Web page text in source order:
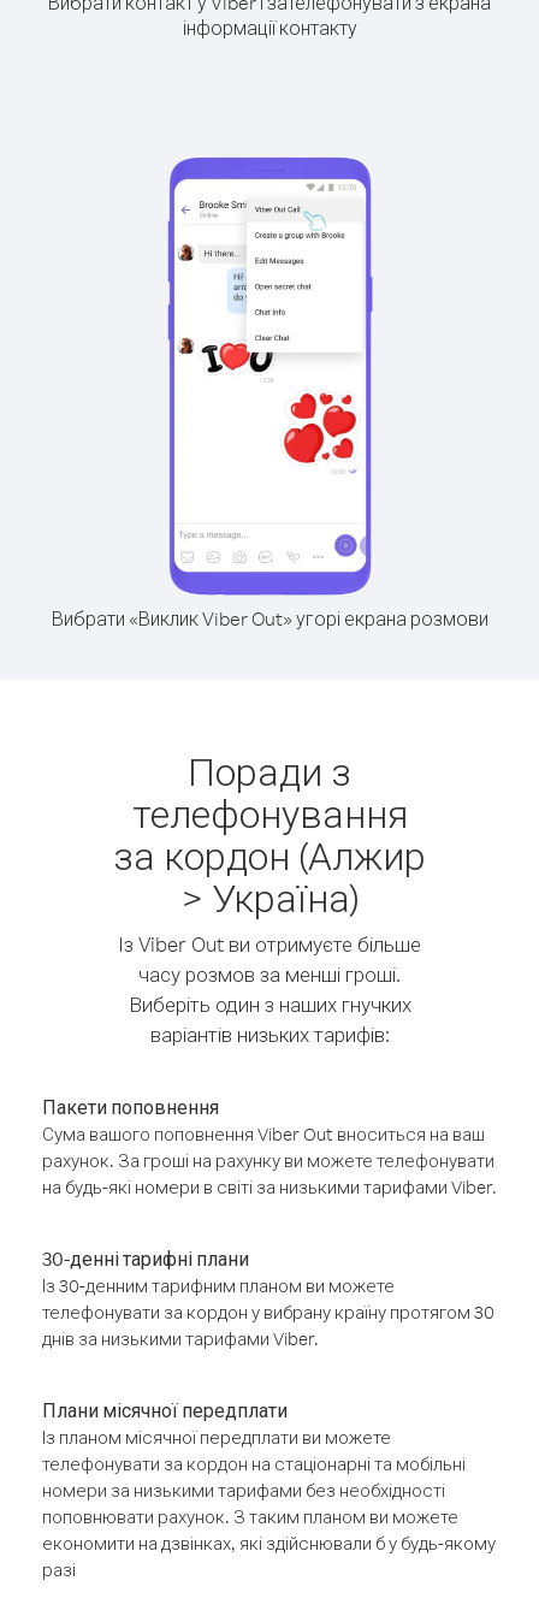
інформації контакту
Вибрати «Виклик Viber Out» угорі екрана розмови
Поради з
телефонування
за кордон (Алжир
> Україна)
Із Viber Out ви отримуєте більше
часу розмов за менші гроші.
Виберіть один з наших гнучких
варіантів низьких тарифів:
Пакети поповнення
Сума вашого поповнення Viber Out вноситься на ваш
рахунок. За гроші на рахунку ви можете телефонувати
на будь-які номери в світі за низькими тарифами Viber.
30-денні тарифні плани
Із 30-денним тарифним планом ви можете
телефонувати за кордон у вибрану країну протягом 30
днів за низькими тарифами Viber.
Плани місячної передплати
Із планом місячної передплати ви можете
телефонувати за кордон на стаціонарні та мобільні
номери за низькими тарифами без необхідності
поповнювати рахунок. З таким планом ви можете
економити на дзвінках, які здійснювали б у будь-якому
разі